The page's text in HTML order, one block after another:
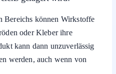
Bereichs können Wirkstoffe
oder Kleber ihre
kann dann unzuverlässig
werden, auch wenn von